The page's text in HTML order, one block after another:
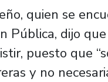
quien se
Pública, dijo
puesto que
y no